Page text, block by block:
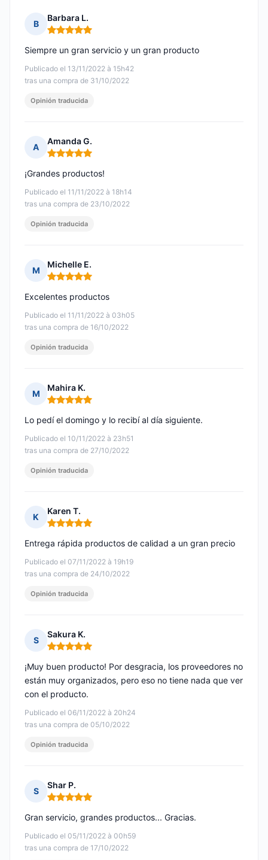
B
Barbara L.
Nota: 5 de 5
Publicado el 13/11/2022 à 15h42
tras una compra de 31/10/2022
Siempre un gran servicio y un gran producto
Opinión traducida
A
Amanda G.
Nota: 5 de 5
Publicado el 11/11/2022 à 18h14
tras una compra de 23/10/2022
¡Grandes productos!
Opinión traducida
M
Michelle E.
Nota: 5 de 5
Publicado el 11/11/2022 à 03h05
tras una compra de 16/10/2022
Excelentes productos
Opinión traducida
M
Mahira K.
Nota: 5 de 5
Publicado el 10/11/2022 à 23h51
tras una compra de 27/10/2022
Lo pedí el domingo y lo recibí al día siguiente.
Opinión traducida
K
Karen T.
Nota: 5 de 5
Publicado el 07/11/2022 à 19h19
tras una compra de 24/10/2022
Entrega rápida productos de calidad a un gran precio
Opinión traducida
S
Sakura K.
Nota: 5 de 5
Publicado el 06/11/2022 à 20h24
tras una compra de 05/10/2022
¡Muy buen producto! Por desgracia, los proveedores no
están muy organizados, pero eso no tiene nada que ver
con el producto.
Opinión traducida
S
Shar P.
Nota: 5 de 5
Publicado el 05/11/2022 à 00h59
tras una compra de 17/10/2022
Gran servicio, grandes productos... Gracias.